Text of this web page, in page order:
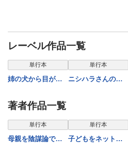
レーベル作品一覧
単行本
姉の犬から目が離
単行本
ニシハラさんのわ
著者作品一覧
単行本
母親を陰謀論で失
単行本
子どもをネットに